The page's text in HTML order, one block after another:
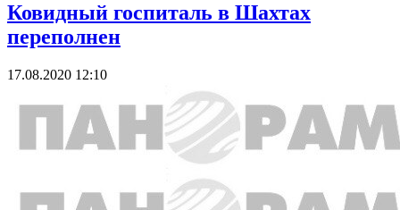
Ковидный госпиталь в Шахтах
переполнен
17.08.2020 12:10